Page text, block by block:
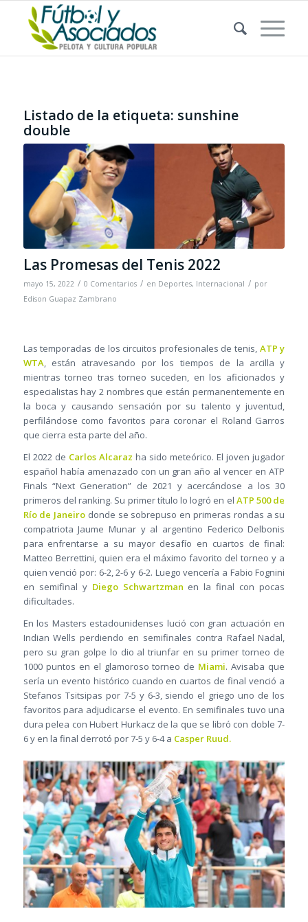
Listado de la etiqueta: sunshine
double
Las Promesas del Tenis 2022
mayo 15, 2022 / 0 Comentarios / en Deportes, Internacional / por
Edison Guapaz Zambrano
Las temporadas de los circuitos profesionales de tenis, ATP y
WTA, están atravesando por los tiempos de la arcilla y
mientras torneo tras torneo suceden, en los aficionados y
especialistas hay 2 nombres que están permanentemente en
la boca y causando sensación por su talento y juventud,
perfilándose como favoritos para coronar el Roland Garros
que cierra esta parte del año.
El 2022 de Carlos Alcaraz ha sido meteórico. El joven jugador
español había amenazado con un gran año al vencer en ATP
Finals “Next Generation” de 2021 y acercándose a los 30
primeros del ranking. Su primer título lo logró en el ATP 500 de
Río de Janeiro donde se sobrepuso en primeras rondas a su
compatriota Jaume Munar y al argentino Federico Delbonis
para enfrentarse a su mayor desafío en cuartos de final:
Matteo Berrettini, quien era el máximo favorito del torneo y a
quien venció por: 6-2, 2-6 y 6-2. Luego vencería a Fabio Fognini
en semifinal y Diego Schwartzman en la final con pocas
dificultades.
En los Masters estadounidenses lució con gran actuación en
Indian Wells perdiendo en semifinales contra Rafael Nadal,
pero su gran golpe lo dio al triunfar en su primer torneo de
1000 puntos en el glamoroso torneo de Miami. Avisaba que
sería un evento histórico cuando en cuartos de final venció a
Stefanos Tsitsipas por 7-5 y 6-3, siendo el griego uno de los
favoritos para adjudicarse el evento. En semifinales tuvo una
dura pelea con Hubert Hurkacz de la que se libró con doble 7-
6 y en la final derrotó por 7-5 y 6-4 a Casper Ruud.